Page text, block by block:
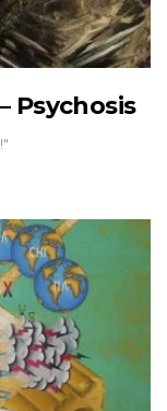
Psychosis